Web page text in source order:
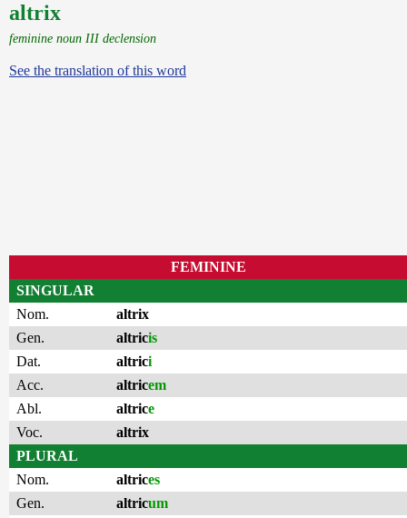
altrix
feminine noun III declension
See the translation of this word
FEMININE
SINGULAR
Nom.
altrix
Gen.
altricis
Dat.
altrici
Acc.
altricem
Abl.
altrice
Voc.
altrix
PLURAL
Nom.
altrices
Gen.
altricum